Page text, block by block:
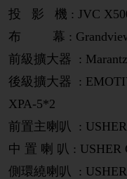
投 影 機 : JVC
布 幕 : Grandview
前級擴大器 :
後級擴大器 :
XPA-5*2
前置主喇叭 :
中 置 喇 叭 : USHER
側環繞喇叭 :